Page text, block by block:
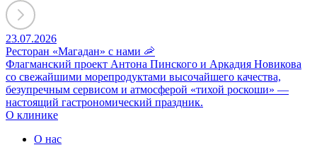
23.07.2026
Ресторан «Магадан» с нами 🦐
Флагманский проект Антона Пинского и Аркадия Новикова
со свежайшими морепродуктами высочайшего качества,
безупречным сервисом и атмосферой «тихой роскоши» —
настоящий гастрономический праздник.
О клинике
О нас